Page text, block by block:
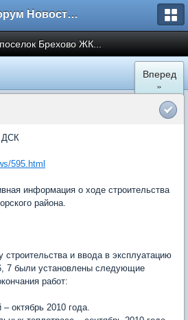
Форум Новостройки
Брехово ЖК...
Вперед
»
ДСК
595.html
информация о ходе строительства
района.
строительства и ввода в эксплуатацию
7 были установлены следующие
работ:
– октябрь 2010 года.